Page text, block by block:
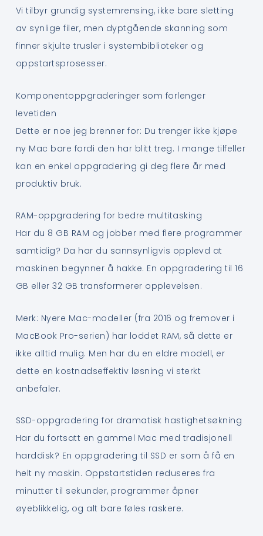
Vi tilbyr grundig systemrensing, ikke bare sletting
av synlige filer, men dyptgående skanning som
finner skjulte trusler i systembiblioteker og
oppstartsprosesser.
Komponentoppgraderinger som forlenger
levetiden
Dette er noe jeg brenner for: Du trenger ikke kjøpe
ny Mac bare fordi den har blitt treg. I mange tilfeller
kan en enkel oppgradering gi deg flere år med
produktiv bruk.
RAM-oppgradering for bedre multitasking
Har du 8 GB RAM og jobber med flere programmer
samtidig? Da har du sannsynligvis opplevd at
maskinen begynner å hakke. En oppgradering til 16
GB eller 32 GB transformerer opplevelsen.
Merk: Nyere Mac-modeller (fra 2016 og fremover i
MacBook Pro-serien) har loddet RAM, så dette er
ikke alltid mulig. Men har du en eldre modell, er
dette en kostnadseffektiv løsning vi sterkt
anbefaler.
SSD-oppgradering for dramatisk hastighetsøkning
Har du fortsatt en gammel Mac med tradisjonell
harddisk? En oppgradering til SSD er som å få en
helt ny maskin. Oppstartstiden reduseres fra
minutter til sekunder, programmer åpner
øyeblikkelig, og alt bare føles raskere.